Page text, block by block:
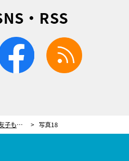
・RSS
facebook
河北麻友子も「使える」と絶賛！美容YouTuber・かじえりが教える“5分でできる時短ヘアメイク” 写真18